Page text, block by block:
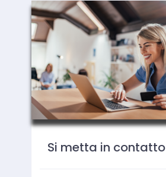
Si metta in contatto